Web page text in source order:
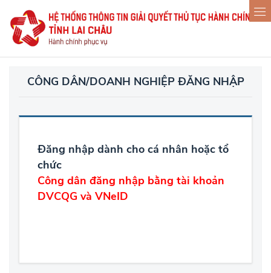
CÔNG DÂN/DOANH NGHIỆP ĐĂNG NHẬP
Đăng nhập dành cho cá nhân hoặc tổ
chức
Công dân đăng nhập bằng tài khoản
DVCQG và VNeID